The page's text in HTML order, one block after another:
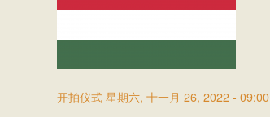
开拍仪式 星期六, 十一月 26, 2022 - 09:00